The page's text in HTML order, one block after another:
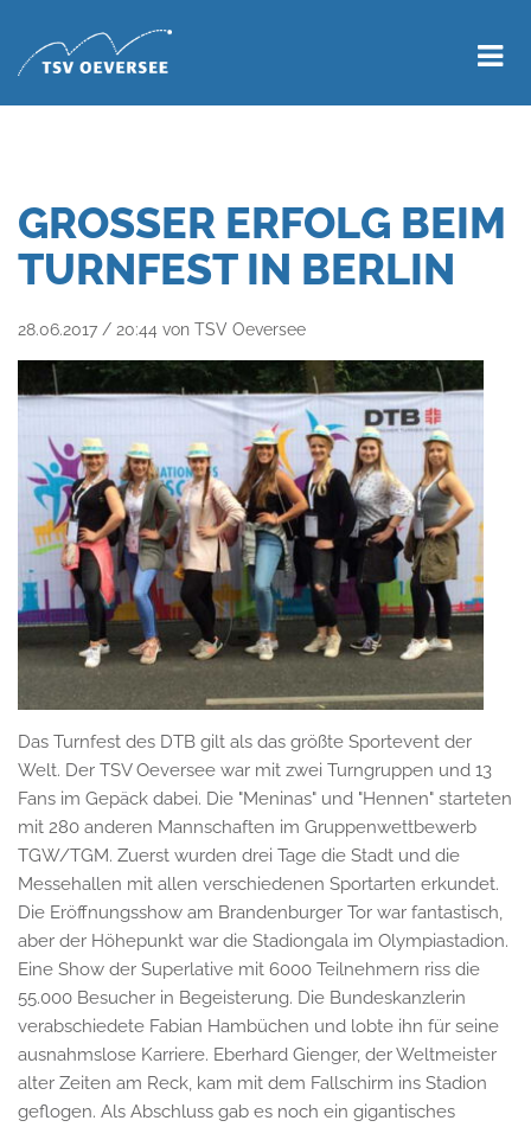
GROSSER ERFOLG BEIM T
URNFEST IN BERLIN
28.06.2017 / 20:44 von TSV Oeversee
Das Turnfest des DTB gilt als das größte Sportevent der
Welt. Der TSV Oeversee war mit zwei Turngruppen und 13
Fans im Gepäck dabei. Die "Meninas" und "Hennen" starteten
mit 280 anderen Mannschaften im Gruppenwettbewerb
TGW/TGM. Zuerst wurden drei Tage die Stadt und die
Messehallen mit allen verschiedenen Sportarten erkundet.
Die Eröffnungsshow am Brandenburger Tor war fantastisch,
aber der Höhepunkt war die Stadiongala im Olympiastadion.
Eine Show der Superlative mit 6000 Teilnehmern riss die
55.000 Besucher in Begeisterung. Die Bundeskanzlerin
verabschiedete Fabian Hambüchen und lobte ihn für seine
ausnahmslose Karriere. Eberhard Gienger, der Weltmeister
alter Zeiten am Reck, kam mit dem Fallschirm ins Stadion
geflogen. Als Abschluss gab es noch ein gigantisches